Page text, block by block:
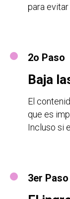
para
2o Paso
Baja
El
que es
Incluso si
3er Paso